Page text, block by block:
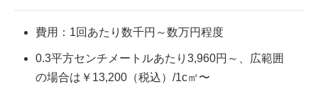
費用：1回あたり数千円～数万円程度
0.3平方センチメートルあたり3,960円～、広範囲
の場合は￥13,200（税込）/1c㎡〜